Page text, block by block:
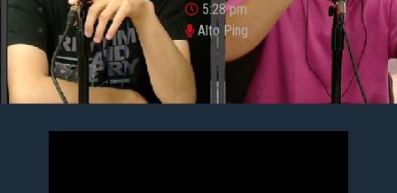
5:28 pm
Alto Ping